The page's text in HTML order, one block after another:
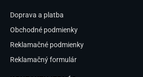
Doprava a platba
Obchodné podmienky
Reklamačné podmienky
Reklamačný formulár